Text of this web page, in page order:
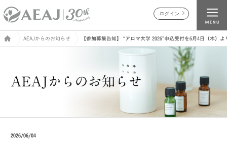
ログイン
AEAJからのお知らせ 【参加募集告知】 “アロマ大学 2026”申込受付を6月4日（木）よ
2026/06/04